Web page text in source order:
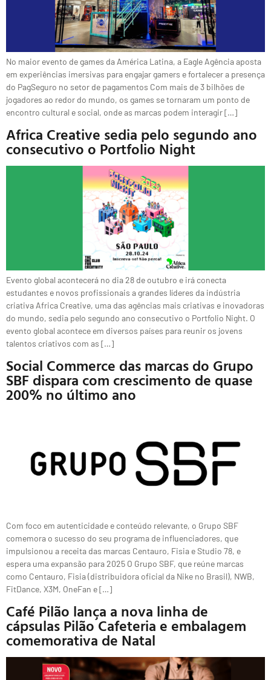
No maior evento de games da América Latina, a Eagle Agência aposta
em experiências imersivas para engajar gamers e fortalecer a presença
do PagSeguro no setor de pagamentos Com mais de 3 bilhões de
jogadores ao redor do mundo, os games se tornaram um ponto de
encontro cultural e social, onde as marcas podem interagir […]
Africa Creative sedia pelo segundo ano
consecutivo o Portfolio Night
Evento global acontecerá no dia 28 de outubro e irá conecta
estudantes e novos profissionais a grandes líderes da indústria
criativa Africa Creative, uma das agências mais criativas e inovadoras
do mundo, sedia pelo segundo ano consecutivo o Portfolio Night. O
evento global acontece em diversos países para reunir os jovens
talentos criativos com as […]
Social Commerce das marcas do Grupo
SBF dispara com crescimento de quase
200% no último ano
Com foco em autenticidade e conteúdo relevante, o Grupo SBF
comemora o sucesso do seu programa de influenciadores, que
impulsionou a receita das marcas Centauro, Fisia e Studio 78, e
espera uma expansão para 2025 O Grupo SBF, que reúne marcas
como Centauro, Fisia (distribuidora oficial da Nike no Brasil), NWB,
FitDance, X3M, OneFan e […]
Café Pilão lança a nova linha de
cápsulas Pilão Cafeteria e embalagem
comemorativa de Natal